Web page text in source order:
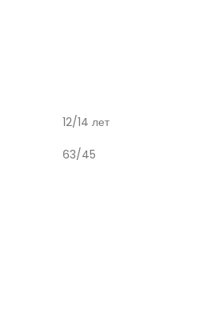
12/14 лет
63/45